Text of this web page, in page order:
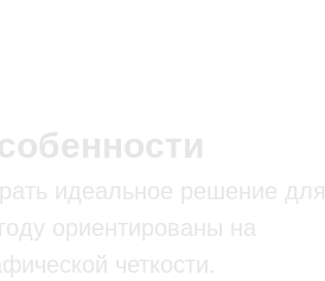
идеальное решение для
ориентированы на
четкости.